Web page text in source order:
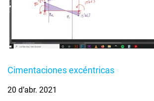
Cimentaciones excéntricas
20 d’abr. 2021